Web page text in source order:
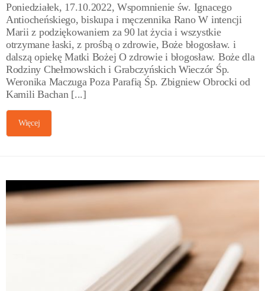
Poniedziałek, 17.10.2022, Wspomnienie św. Ignacego
Antiocheńskiego, biskupa i męczennika Rano W intencji
Marii z podziękowaniem za 90 lat życia i wszystkie
otrzymane łaski, z prośbą o zdrowie, Boże błogosław. i
dalszą opiekę Matki Bożej O zdrowie i błogosław. Boże dla
Rodziny Chełmowskich i Grabczyńskich Wieczór Śp.
Weronika Maczuga Poza Parafią Śp. Zbigniew Obrocki od
Kamili Bachan [...]
Więcej